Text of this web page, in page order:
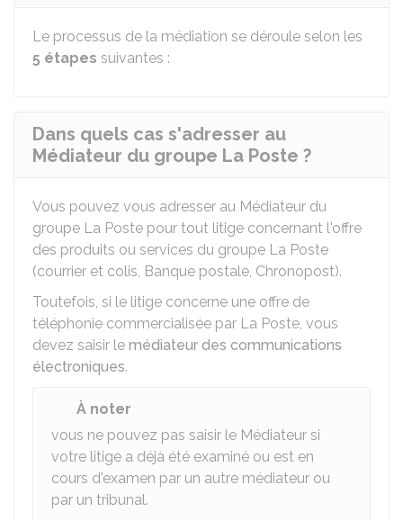
Le processus de la médiation se déroule selon les
5 étapes suivantes :
Dans quels cas s'adresser au
Médiateur du groupe La Poste ?
Vous pouvez vous adresser au Médiateur du
groupe La Poste pour tout litige concernant l'offre
des produits ou services du groupe La Poste
(courrier et colis, Banque postale, Chronopost).
Toutefois, si le litige concerne une offre de
téléphonie commercialisée par La Poste, vous
devez saisir le médiateur des communications
électroniques.
À noter
vous ne pouvez pas saisir le Médiateur si
votre litige a déjà été examiné ou est en
cours d'examen par un autre médiateur ou
par un tribunal.